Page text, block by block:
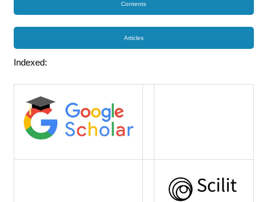
Contents
Articles
Indexed: